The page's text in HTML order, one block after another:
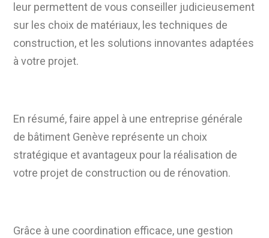
leur permettent de vous conseiller judicieusement
sur les choix de matériaux, les techniques de
construction, et les solutions innovantes adaptées
à votre projet.
En résumé, faire appel à une entreprise générale
de bâtiment Genève représente un choix
stratégique et avantageux pour la réalisation de
votre projet de construction ou de rénovation.
Grâce à une coordination efficace, une gestion